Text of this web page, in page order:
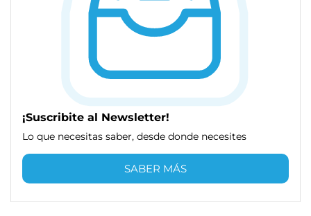
¡Suscribite al Newsletter!
Lo que necesitas saber, desde donde necesites
SABER MÁS